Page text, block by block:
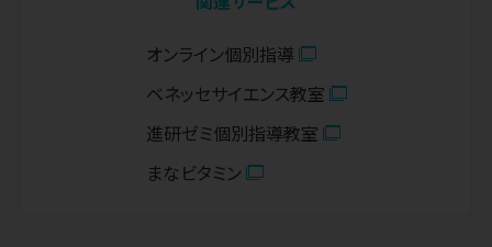
オンライン個別指導
ベネッセサイエンス教室
進研ゼミ個別指導教室
まなビタミン